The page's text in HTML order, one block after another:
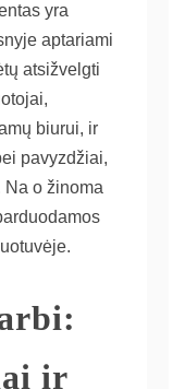
yra
aptariami
atsižvelgti
biurui, ir
pavyzdžiai,
Na o žinoma
ir